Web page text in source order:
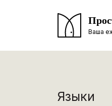
Ваша
Языки